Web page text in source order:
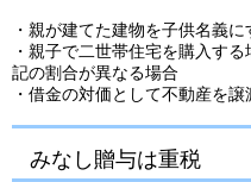
・親が建てた建物を子供名義に
・親子で二世帯住宅を購入す
記の割合が異なる場合
・借金の対価として不動産を譲
みなし贈与は重税